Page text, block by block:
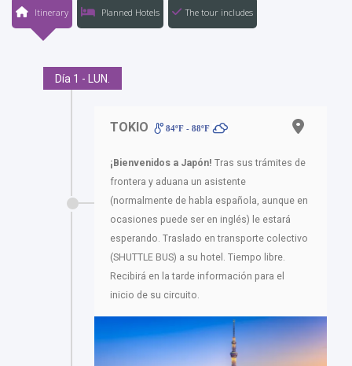
Itinerary Planned Hotels The tour includes
Día 1 - LUN.
TOKIO 84ºF - 88ºF
¡Bienvenidos a Japón! Tras sus trámites de
frontera y aduana un asistente
(normalmente de habla española, aunque en
ocasiones puede ser en inglés) le estará
esperando. Traslado en transporte colectivo
(SHUTTLE BUS) a su hotel. Tiempo libre.
Recibirá en la tarde información para el
inicio de su circuito.